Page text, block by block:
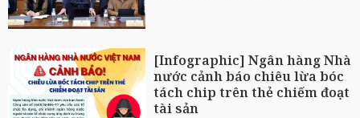
[Infographic] Ngân hàng Nhà
nước cảnh báo chiêu lừa bóc
tách chip trên thẻ chiếm đoạt
tài sản